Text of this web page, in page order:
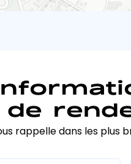
rappelle dans les plus